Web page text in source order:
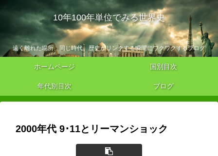
10年100年単位でみる世界史
遠く離れた場所、同じ時代。歴史がリンクする瞬間にワクワクするブログ
ホームページ 国別目次
年代別目次 ブログ
2000年代 9･11とリーマンショック